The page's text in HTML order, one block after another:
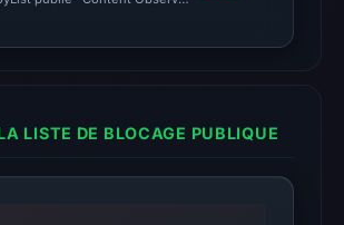
available,
LISTE DE BLOCAGE PUBLIQUE